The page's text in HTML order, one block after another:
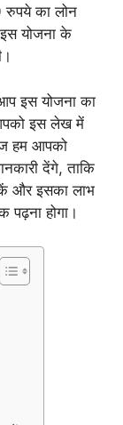
का लोन
योजना के
इस योजना का
इस लेख में
हम आपको
देंगे, ताकि
और इसका लाभ
होगा।